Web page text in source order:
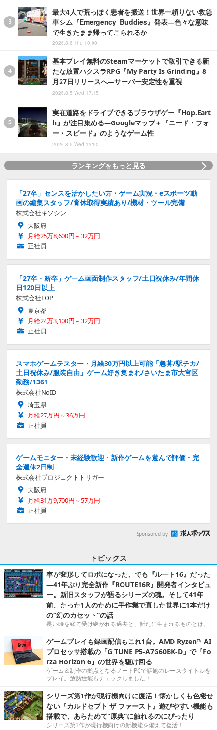
最大4人で荒っぽく患者を搬送！世界一頼りない救急
車シム『Emergency Buddies』発表―色々な意味
で生きたまま帰ってこられるか
2026.8.6 Thu 10:00
基本プレイ無料のSteamマーケットで取引できる新
たな放置ハクスラRPG『My Party Is Grinding』8
月27日リリースへ―サーバー安定性を重視
2026.8.5 Wed 17:15
実在道路をドライブできるブラウザゲー『Hop.Eart
h』が注目集める―Googleマップ＋『ニード・フォ
ー・スピード』のようなゲーム性
2026.8.5 Wed 13:50
ランキングをもっと見る
「27卒」センスを活かしたい方・ゲーム実況・eスポーツ動
画の編集スタッフ/育休取得実績あり/機材・ツール完備
株式会社キソシン
大阪府
月給25万8,600円～32万円
正社員
「27卒・新卒」ゲーム画面制作スタッフ/土日祝休み/年間休
日120日以上
株式会社LOP
東京都
月給24万3,100円～32万円
正社員
スマホゲームテスター・月給30万円以上可能「急募/駅チカ/
土日祝休み/服装自由」ゲーム好き集まれ/さいたま市大宮区
勤務/1361
株式会社NoID
埼玉県
月給27万円～36万円
正社員
ゲームモニター・未経験歓迎・新作ゲームを遊んで評価・完
全週休2日制
株式会社プロジェクトトリガー
大阪府
月給31万9,700円～57万円
正社員
Sponsored by
トピックス
車が変形してロボになった、でも『ルート16』だった
―41年ぶり完全新作『ROUTE16R』開発者インタビュ
ー。新旧スタッフが語るシリーズの魂。そして41年
前、たった1人のために手作業で直した世界に1本だけ
の“幻のカセット”の話
長い時を経て受け継がれる過去と、新たに生まれるものとは。
ゲームプレイも録画配信もこれ1台。AMD Ryzen™ AI
プロセッサ搭載の「G TUNE P5-A7G60BK-D」で『Fo
rza Horizon 6』の世界を駆け回る
ゲーム＆制作の拠点となるノートPCで話題のレースタイトルを
プレイ。放熱性能もチェックしました！
シリーズ第1作が現行機向けに復活！懐かしくも色褪せ
ない『カルドセプト ザ ファースト』遊びやすい機能も
搭載で、あらためて“原典”に触れるのにぴったり
シリーズ第1作が現行機向けの新機能を備えて復活！